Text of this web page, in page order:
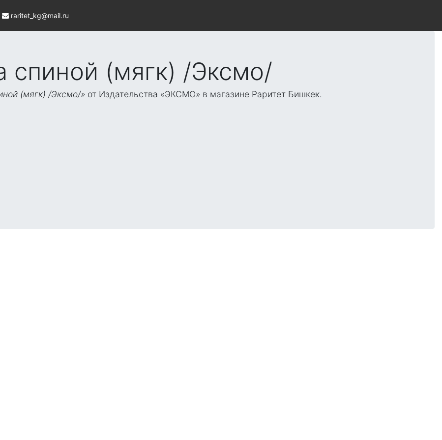
raritet_kg@mail.ru
спиной (мягк) /Эксмо/
(мягк) /Эксмо/» от Издательства «ЭКСМО» в магазине Раритет Бишкек.